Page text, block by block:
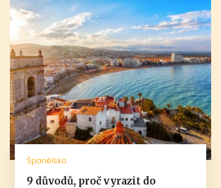
Španělsko
9 důvodů, proč vyrazit do